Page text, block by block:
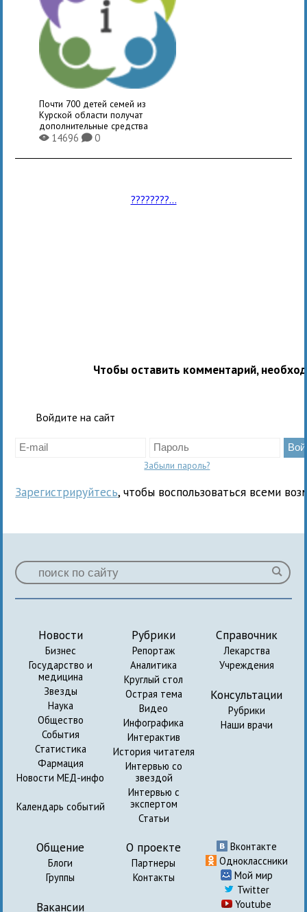
Почти 700 детей семей из
Курской области получат
дополнительные средства
X14696K0
????????...
Чтобы оставить комментарий,
Войдите на сайт
Забыли пароль?
Зарегистрируйтесь, чтобы воспользоваться всеми
Новости
Бизнес
Государство и
медицина
Звезды
Наука
Общество
События
Статистика
Фармация
Новости МЕД-инфо
Календарь событий
Рубрики
Репортаж
Аналитика
Круглый стол
Острая тема
Видео
Инфографика
Интерактив
История читателя
Интервью со
звездой
Интервью с
экспертом
Статьи
Справочник
Лекарства
Учреждения
Консультации
Рубрики
Наши врачи
Общение
Блоги
Группы
Вакансии
О проекте
Партнеры
Контакты
Вконтакте
Одноклассники
Мой мир
Twitter
Youtube